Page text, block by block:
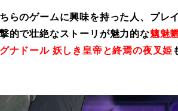
らのゲームに興味を持った人、プレ
的で壮絶なストーリが魅力的な魑魅
ナドール 妖しき皇帝と終焉の夜叉姫